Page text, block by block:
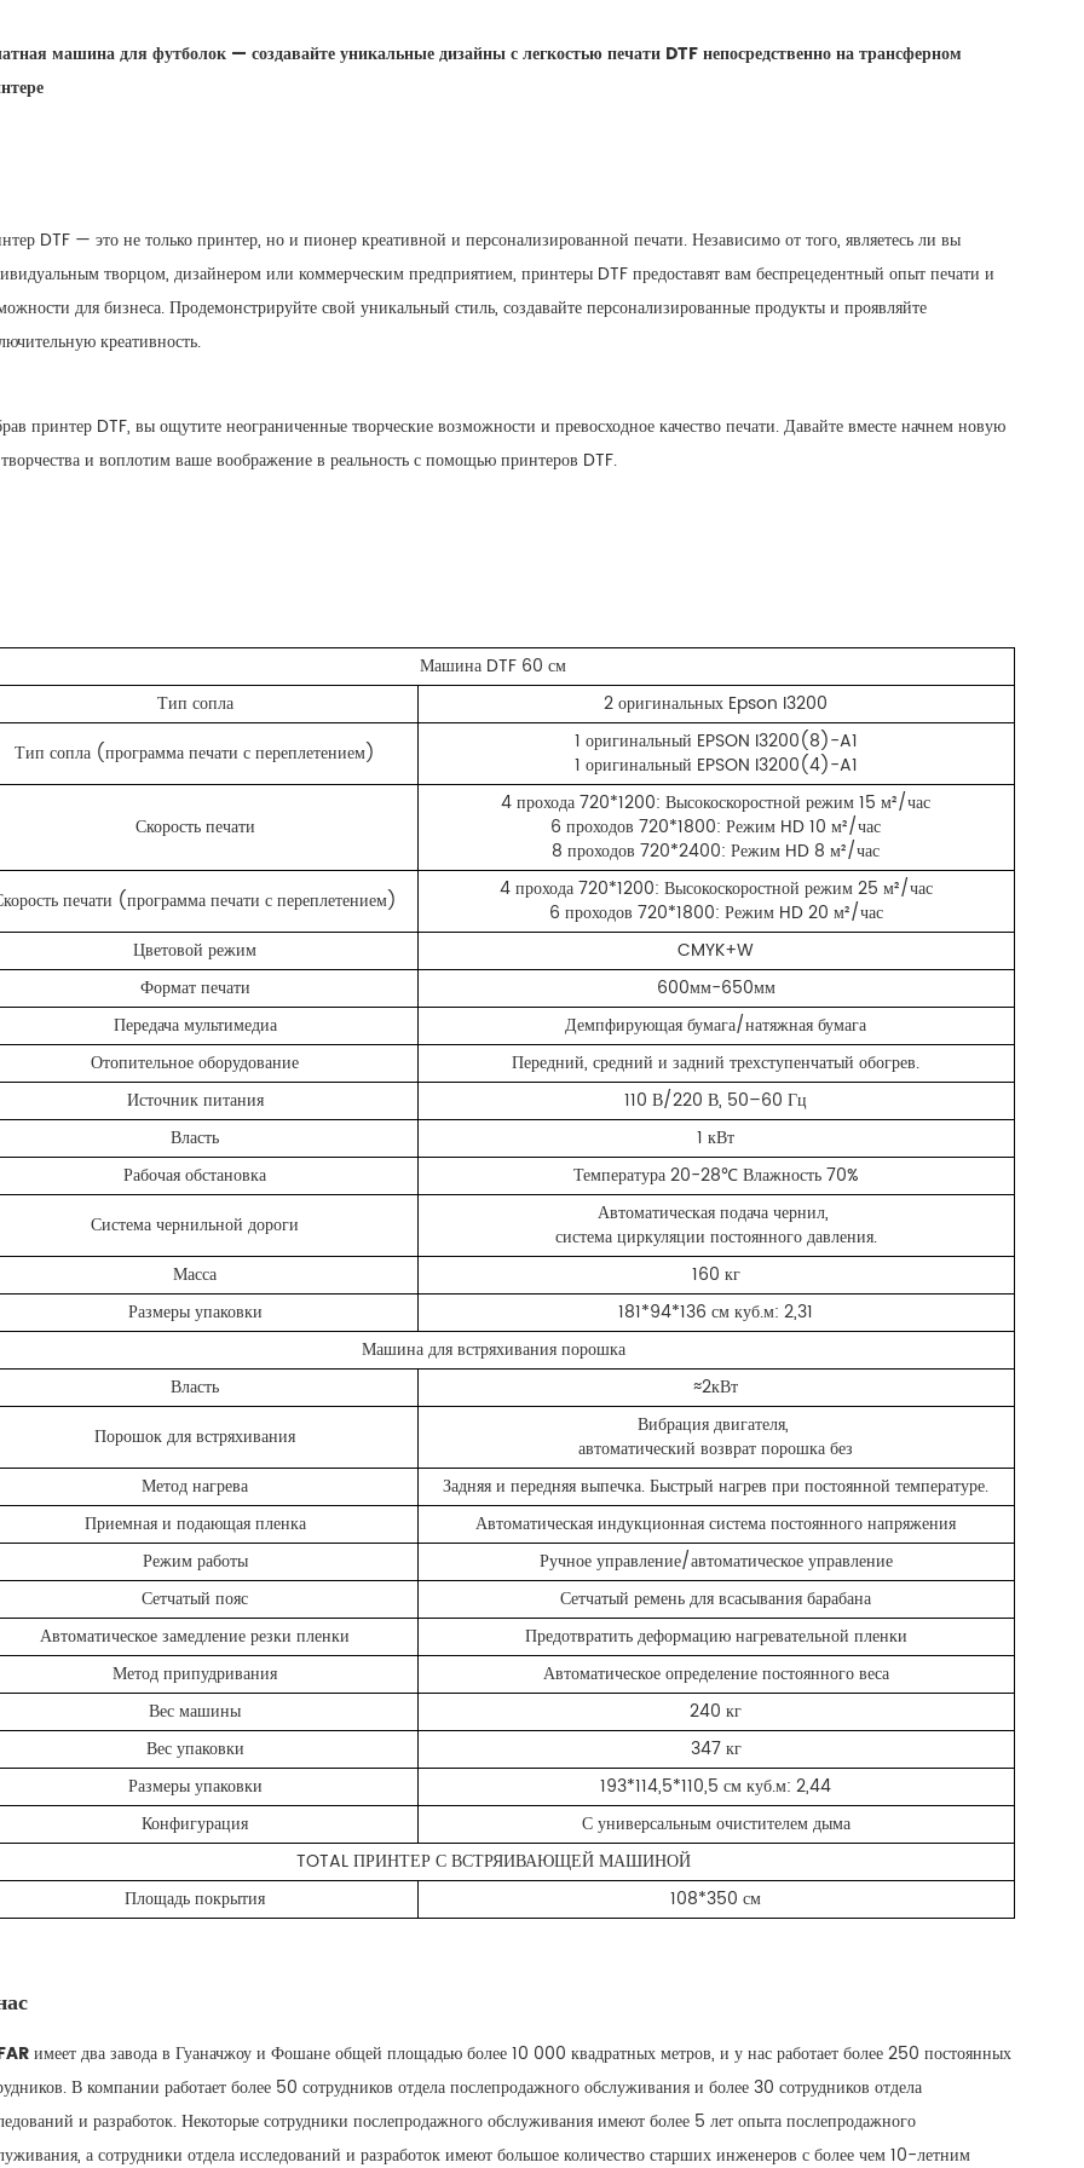
машина для футболок — создавайте уникальные дизайны с легкостью печати DTF непосредственно на трансферном
DTF — это не только принтер, но и пионер креативной и персонализированной печати. Независимо от того, являетесь ли вы
творцом, дизайнером или коммерческим предприятием, принтеры DTF предоставят вам беспрецедентный опыт печати и
для бизнеса. Продемонстрируйте свой уникальный стиль, создавайте персонализированные продукты и проявляйте
креативность.
принтер DTF, вы ощутите неограниченные творческие возможности и превосходное качество печати. Давайте вместе начнем новую
и воплотим ваше воображение в реальность с помощью принтеров DTF.
Машина DTF 60 см
Тип сопла
2 оригинальных Epson I3200
Тип сопла (программа печати с переплетением)
1 оригинальный EPSON I3200(8)-A1
1 оригинальный EPSON I3200(4)-A1
Скорость печати
4 прохода 720*1200: Высокоскоростной режим 15 м²/час
6 проходов 720*1800: Режим HD 10 м²/час
8 проходов 720*2400: Режим HD 8 м²/час
печати (программа печати с переплетением)
4 прохода 720*1200: Высокоскоростной режим 25 м²/час
6 проходов 720*1800: Режим HD 20 м²/час
Цветовой режим
CMYK+W
Формат печати
600мм-650мм
Передача мультимедиа
Демпфирующая бумага/натяжная бумага
Отопительное оборудование
Передний, средний и задний трехступенчатый обогрев.
Источник питания
110 В/220 В, 50–60 Гц
Власть
1 кВт
Рабочая обстановка
Температура 20-28℃ Влажность 70%
Система чернильной дороги
Автоматическая подача чернил,
система циркуляции постоянного давления.
Масса
160 кг
Размеры упаковки
181*94*136 см куб.м: 2,31
Машина для встряхивания порошка
Власть
≈2кВт
Порошок для встряхивания
Вибрация двигателя,
автоматический возврат порошка без
Метод нагрева
Задняя и передняя выпечка. Быстрый нагрев при постоянной температуре.
Приемная и подающая пленка
Автоматическая индукционная система постоянного напряжения
Режим работы
Ручное управление/автоматическое управление
Сетчатый пояс
Сетчатый ремень для всасывания барабана
Автоматическое замедление резки пленки
Предотвратить деформацию нагревательной пленки
Метод припудривания
Автоматическое определение постоянного веса
Вес машины
240 кг
Вес упаковки
347 кг
Размеры упаковки
193*114,5*110,5 см куб.м: 2,44
Конфигурация
С универсальным очистителем дыма
TOTAL ПРИНТЕР С ВСТРЯИВАЮЩЕЙ МАШИНОЙ
Площадь покрытия
108*350 см
имеет два завода в Гуаначжоу и Фошане общей площадью более 10 000 квадратных метров, и у нас работает более 250 постоянных
В компании работает более 50 сотрудников отдела послепродажного обслуживания и более 30 сотрудников отдела
и разработок. Некоторые сотрудники послепродажного обслуживания имеют более 5 лет опыта послепродажного
а сотрудники отдела исследований и разработок имеют большое количество старших инженеров с более чем 10-летним